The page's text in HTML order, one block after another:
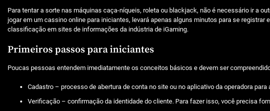
Tiki Tumble são grandes
Para tentar a sorte nas máquinas caça-níqueis, roleta ou blackjack, não é necessário ir a
jogar em um cassino online para iniciantes, levará apenas alguns minutos para se registrar
classificação em sites de informações da indústria de iGaming.
Primeiros passos para iniciantes
Poucas pessoas entendem imediatamente os conceitos básicos e devem ser
Cadastro – processo de abertura de conta no site ou no aplicativo da operadora
Verificação – confirmação da identidade do cliente. Para fazer isso, você precisa